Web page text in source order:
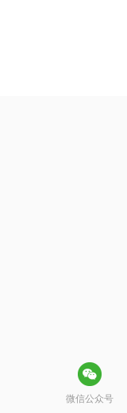
微信公众号